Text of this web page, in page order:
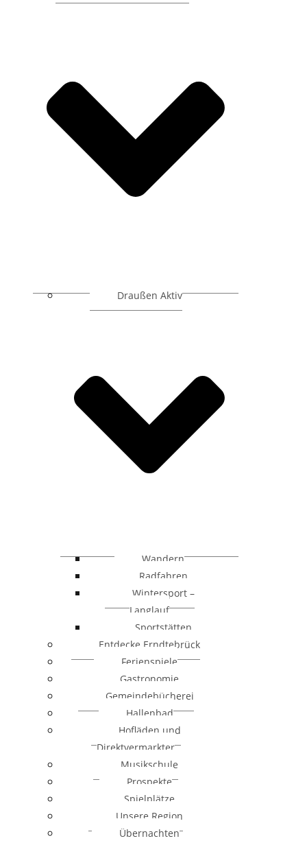
Draußen Aktiv
Wandern
Radfahren
Wintersport –
Langlauf
Sportstätten
Entdecke Erndtebrück
Ferienspiele
Gastronomie
Gemeindebücherei
Hallenbad
Hofläden und
Direktvermarkter
Musikschule
Prospekte
Spielplätze
Unsere Region
Übernachten